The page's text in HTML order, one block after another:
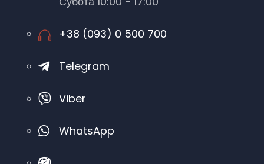
+38 (093) 0 500 700
Telegram
Viber
WhatsApp